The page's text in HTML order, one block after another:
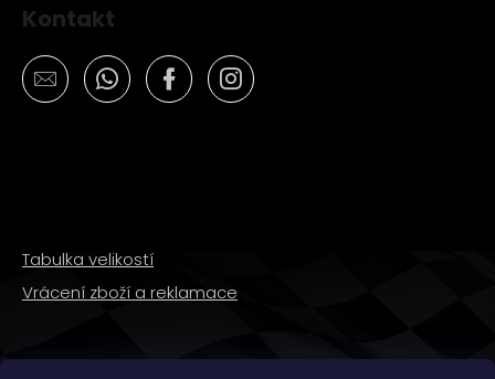
Kontakt
Tabulka velikostí
Vrácení zboží a reklamace